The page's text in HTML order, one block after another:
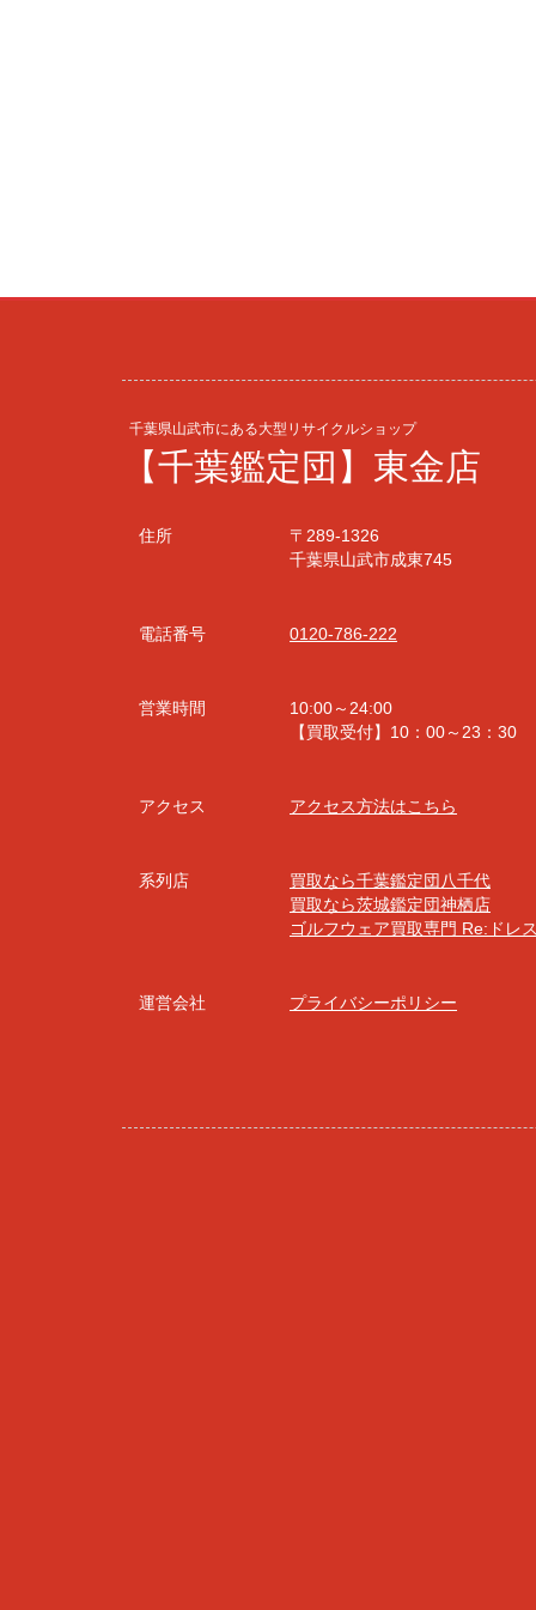
千葉県山武市にある大型リサイクルショップ
【千葉鑑定団】東金店
住所
〒289-1326
千葉県山武市成東745
電話番号 0120-786-222
営業時間
10:00～24:00
【買取受付】10：00～23：30
アクセス アクセス方法はこちら
系列店
買取なら千葉鑑定団八千代
買取なら茨城鑑定団神栖店
ゴルフウェア買取専門 Re:ドレ
運営会社 プライバシーポリシー